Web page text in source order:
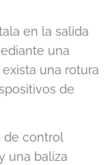
en la salida
una
una rotura
de
de control
una baliza